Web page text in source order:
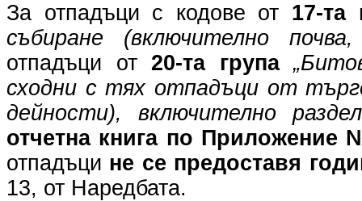
За отпадъци с кодове от 17-та
събиране (включително
отпадъци от 20-та група
сходни с тях отпадъци от
дейности), включително
отчетна книга по Приложение
отпадъци не се предоставя
13, от Наредбата.